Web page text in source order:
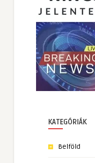
KATEGÓRIÁK
Belföld